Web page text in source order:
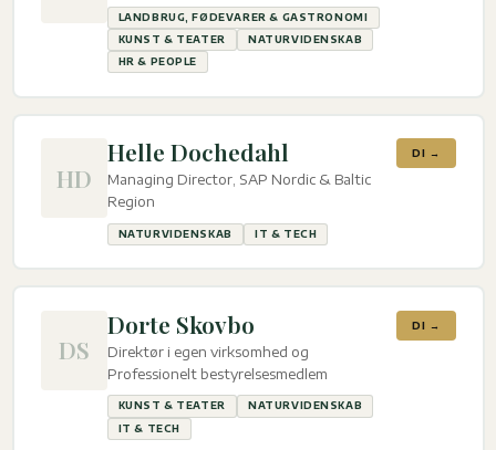
LANDBRUG, FØDEVARER & GASTRONOMI
KUNST & TEATER
NATURVIDENSKAB
HR & PEOPLE
HD
Helle Dochedahl
Managing Director, SAP Nordic & Baltic
Region
NATURVIDENSKAB IT & TECH
DI →
DS
Dorte Skovbo
Direktør i egen virksomhed og
Professionelt bestyrelsesmedlem
KUNST & TEATER
NATURVIDENSKAB
IT & TECH
DI →